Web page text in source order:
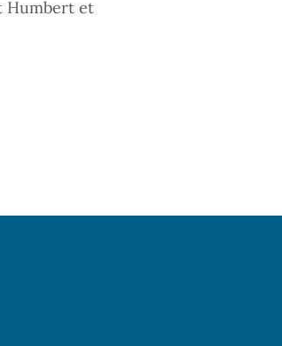
Humbert et